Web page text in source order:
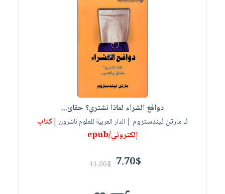
دوافع الشراء لماذا نشتري؟ حقائ...
لـ مارتن ليندستروم | الدار العربية للعلوم ناشرون |كتاب
إلكتروني/epub
7.70$
11.00$